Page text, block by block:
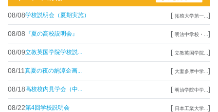
08/08学校説明会（夏期実施） [ 拓殖大学第一... ]
08/08 『夏の高校説明会』 [ 明法中学校・... ]
08/09立教英国学院学校説... [ 立教英国学院... ]
08/11 真夏の夜の納涼企画... [ 大妻多摩中学... ]
08/18高校校内見学会（中... [ 明治学院中学... ]
08/22第4回学校説明会 [ 日本工業大学... ]